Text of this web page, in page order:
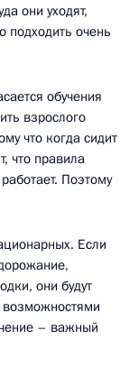
они уходят,
подходить очень
обучения
взрослого
что когда сидит
что правила
Поэтому
Если
они будут
возможностями
– важный